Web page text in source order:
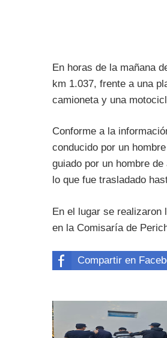
En horas de la mañana
km 1.037, frente a una
camioneta y una
Conforme a la
conducido por un
guiado por un hombre
lo que fue trasladado
En el lugar se realizaron
en la Comisaría de
Compartir en